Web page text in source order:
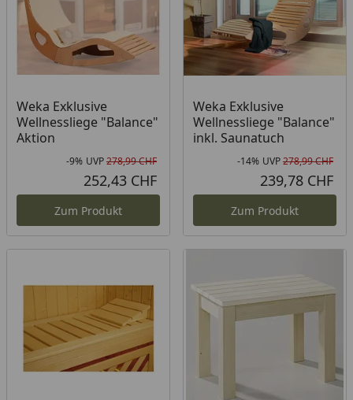
Weka Exklusive
Wellnessliege "Balance"
Aktion
Rabatt in Prozent
-9%
Ursprünglicher Preis
UVP278,99 CHF
252,43 CHF
Zum Produkt
Weka Exklusive
Wellnessliege "Balance"
inkl. Saunatuch
-14% UVP278,99 CHF
239,78 CHF
Zum Produkt